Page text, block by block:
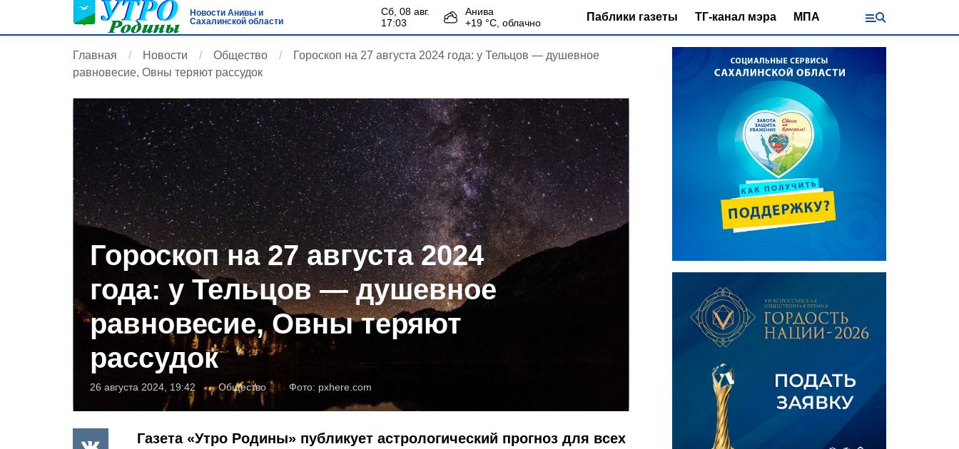
Новости Анивы и
Сахалинской области
сб, 08 авг.
17:03
Анива
+19 °С, облачно Паблики газеты ТГ-канал мэра МПА
Главная Новости Общество
Гороскоп на 27 августа 2024 года: у Тельцов — душевное
равновесие, Овны теряют рассудок
Гороскоп на 27 августа 2024
года: у Тельцов — душевное
равновесие, Овны теряют
рассудок
26 августа 2024, 19:42 Общество Фото: pxhere.com
Газета «Утро Родины» публикует астрологический прогноз для всех